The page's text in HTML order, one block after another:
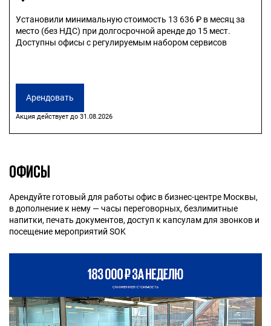
Установили минимальную стоимость 13 636 ₽ в месяц за
место (без НДС) при долгосрочной аренде до 15 мест.
Доступны офисы с регулируемым набором сервисов
Арендовать
Акция действует до 31.08.2026
ОФИСЫ
Арендуйте готовый для работы офис в бизнес-центре Москвы,
в дополнение к нему — часы переговорных, безлимитные
напитки, печать документов, доступ к капсулам для звонков и
посещение мероприятий SOK